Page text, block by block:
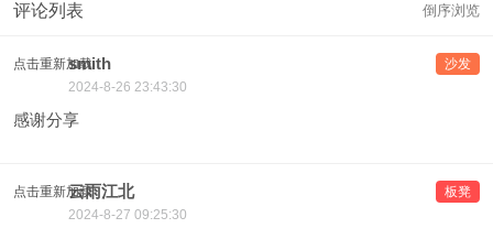
评论列表 倒序浏览
点击重新加载 沙发
smith
2024-8-26 23:43:30
感谢分享
点击重新加载 板凳
云雨江北
2024-8-27 09:25:30